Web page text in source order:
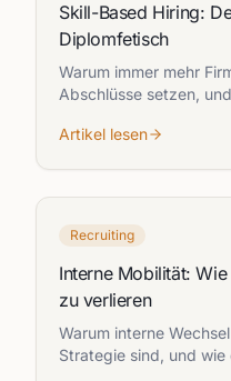
Skill-Based Hiring:
Diplomfetisch
Warum immer mehr
Abschlüsse setzen,
Artikel lesen
Recruiting
Interne Mobilität:
zu verlieren
Warum interne
Strategie sind, und